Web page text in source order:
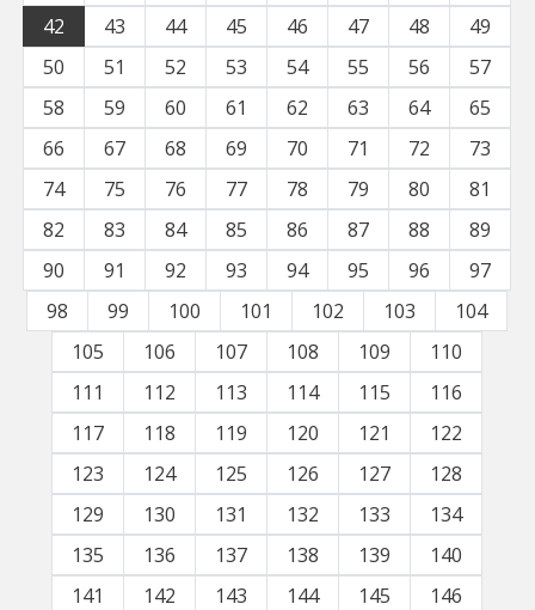
42
43 44 45 46 47 48
49
50
51 52 53 54 55 56
57
58
59 60 61 62 63 64
65
66
67 68 69 70 71 72
73
74
75 76 77 78 79 80
81
82
83 84 85 86 87 88
89
90
91 92 93 94 95 96
97
98
99 100 101 102 103
104
105
106 107 108 109
110
111
112 113 114 115
116
117
118 119 120 121
122
123
124 125 126 127
128
129
130 131 132 133
134
135
136 137 138 139
140
141
142 143 144 145
146